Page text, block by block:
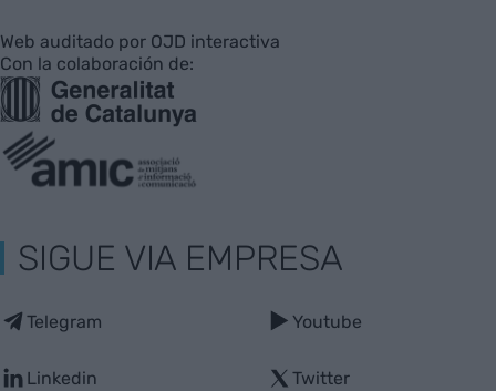
Web auditado por OJD interactiva
Con la colaboración de:
SIGUE VIA EMPRESA
Telegram
Linkedin
Youtube
Twitter